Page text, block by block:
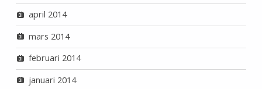
april 2014
mars 2014
februari 2014
januari 2014